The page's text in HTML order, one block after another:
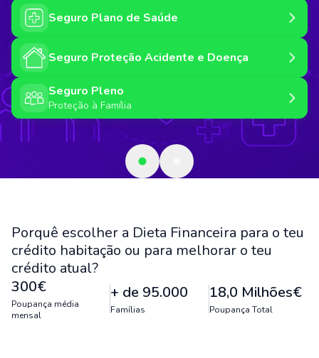
Crédito Pessoal
Transferência de
Porquê escolher a Dieta Financeira para o teu
crédito habitação ou para melhorar o teu
crédito atual?
300€
Poupança média
mensal
+ de 95.000
Famílias
18,0 Milhões€
Poupança Total